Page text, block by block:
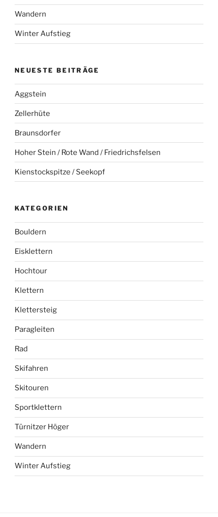
Wandern
Winter Aufstieg
NEUESTE BEITRÄGE
Aggstein
Zellerhüte
Braunsdorfer
Hoher Stein / Rote Wand / Friedrichsfelsen
Kienstockspitze / Seekopf
KATEGORIEN
Bouldern
Eisklettern
Hochtour
Klettern
Klettersteig
Paragleiten
Rad
Skifahren
Skitouren
Sportklettern
Türnitzer Höger
Wandern
Winter Aufstieg